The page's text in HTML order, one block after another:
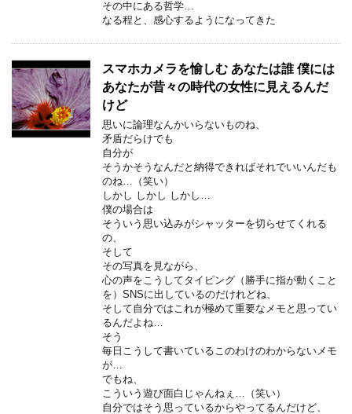
その中にある哲学…
なる程と、感心するようになってきた
スマホカメラを愉しむ あなたは誰 僕には
あなたが昔々の時代の女性に見えるんだ
けど
思いに論理なんかいらないものね、
矛盾だらけでも
自分が
そうかそうなんだと納得できればそれでいいんだも
のね…（笑い）
しかし しかし しかし…
僕の場合は
そういう思い込みがシャッターを切らせてくれる
の、
そして
その写真を見ながら、
心の声をこうしてタイピング（勝手に指が動くこと
を）SNSに出しているのだけれどね、
そして自分ではこれが極めて重要なメモと思ってい
るんだよね…
そう
毎日こうして書いているこのわけのわからないメモ
が…
でもね、
こういう遊び面白じゃんねぇ…（笑い）
自分ではそう思っているからやってるんだけど、